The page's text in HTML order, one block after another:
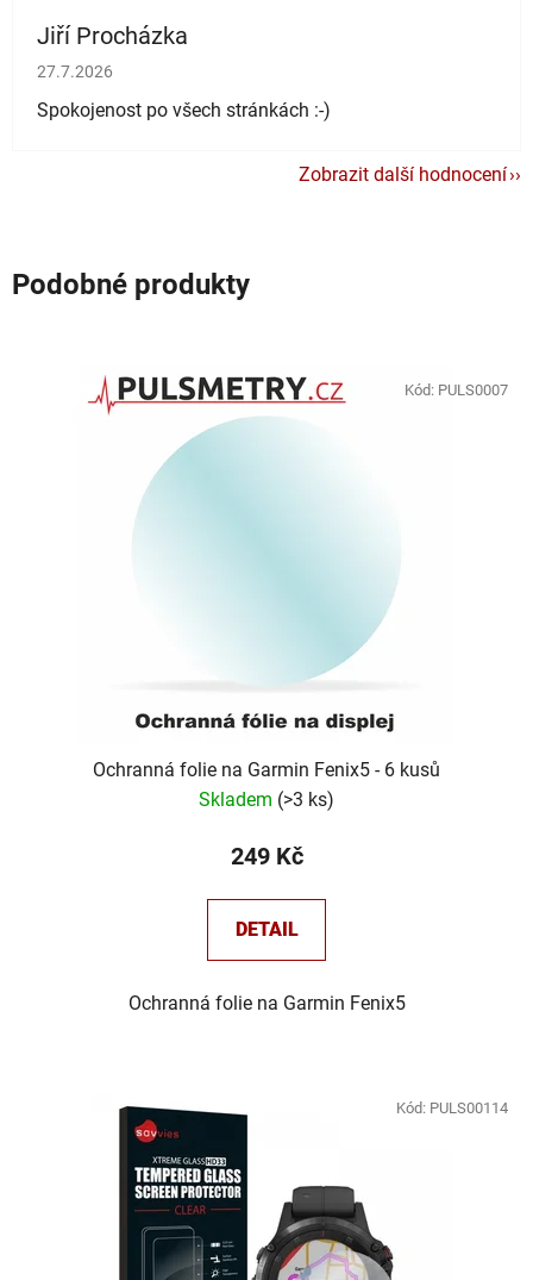
Jiří Procházka
Hodnocení obchodu je 5 z 5 hvězdiček.
27.7.2026
Spokojenost po všech stránkách :-)
Zobrazit další hodnocení
Podobné produkty
Ochranná folie na Garmin Fenix5 - 6 kusů
Skladem (>3 ks)
249 Kč
DETAIL
Ochranná folie na Garmin Fenix5
Kód: PULS0007
Kód: PULS00114